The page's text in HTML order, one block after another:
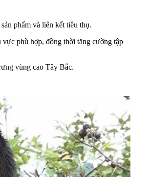
phẩm và liên kết tiêu thụ.
phù hợp, đồng thời tăng cường tập
vùng cao Tây Bắc.